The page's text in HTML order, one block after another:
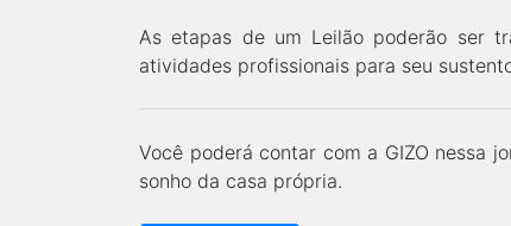
As etapas de um Leilão poderão ser
atividades profissionais para seu
Você poderá contar com a GIZO nessa
sonho da casa própria.